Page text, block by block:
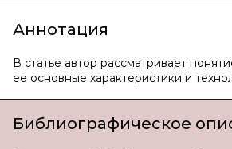
Аннотация
В статье автор рассматривает
ее основные характеристики и
Библиографическое